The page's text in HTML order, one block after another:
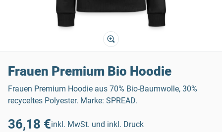
Frauen Premium Bio Hoodie
Frauen Premium Hoodie aus 70% Bio-Baumwolle, 30%
recyceltes Polyester. Marke: SPREAD.
36,18 €inkl. MwSt. und inkl. Druck